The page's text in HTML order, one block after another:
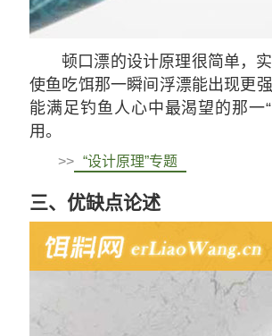
顿口漂的设计原理很简单，
使鱼吃饵那一瞬间浮漂能出现更
能满足钓鱼人心中最渴望的那一
用。
>> “设计原理”专题
三、优缺点论述